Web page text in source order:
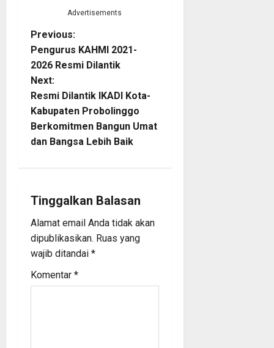
Advertisements
P
o
s
t
n
v
i
g
a
Previous:
Pengurus KAHMI 2021-
2026 Resmi Dilantik
Next:
Resmi Dilantik IKADI Kota-
Kabupaten Probolinggo
Berkomitmen Bangun Umat
dan Bangsa Lebih Baik
Tinggalkan Balasan
Alamat email Anda tidak akan
dipublikasikan. Ruas yang
wajib ditandai *
Komentar *